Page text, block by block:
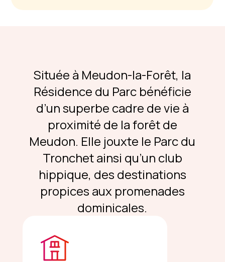
Située à Meudon-la-Forêt, la
Résidence du Parc bénéficie
d’un superbe cadre de vie à
proximité de la forêt de
Meudon. Elle jouxte le Parc du
Tronchet ainsi qu’un club
hippique, des destinations
propices aux promenades
dominicales.